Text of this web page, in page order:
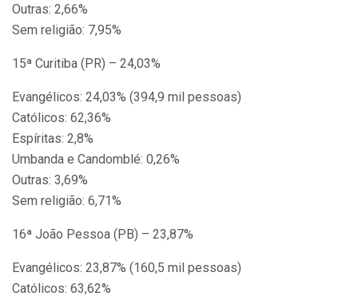
Outras: 2,66%
Sem religião: 7,95%
15ª Curitiba (PR) – 24,03%
Evangélicos: 24,03% (394,9 mil pessoas)
Católicos: 62,36%
Espíritas: 2,8%
Umbanda e Candomblé: 0,26%
Outras: 3,69%
Sem religião: 6,71%
16ª João Pessoa (PB) – 23,87%
Evangélicos: 23,87% (160,5 mil pessoas)
Católicos: 63,62%